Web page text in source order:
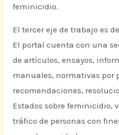
feminicidio.
El tercer eje de trabajo es
El portal cuenta con una
de artículos, ensayos,
manuales, normativas por
recomendaciones,
Estados sobre feminicidio,
tráfico de personas con